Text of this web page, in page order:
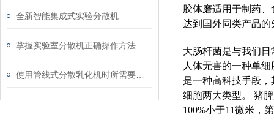
全新智能集成式实验分散机
胶体磨适用于制药
达到国外同类产品的
大肠杆菌是与我们
人体无害的一种单
是一种高科技手段
细胞两大类型。 猪
100%小于11微米，